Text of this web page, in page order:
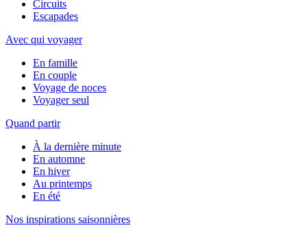
Circuits
Escapades
Avec qui voyager
En famille
En couple
Voyage de noces
Voyager seul
Quand partir
À la dernière minute
En automne
En hiver
Au printemps
En été
Nos inspirations saisonnières